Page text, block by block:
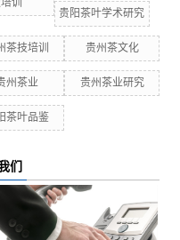
训
贵阳茶叶学术研究
茶技培训 贵州茶文化
州茶业 贵州茶业研究
茶叶品鉴
们